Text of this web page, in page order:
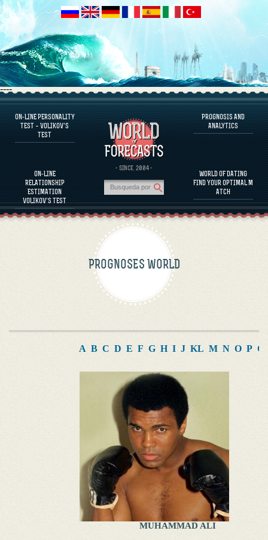
----
ON-LINE PERSONALITY
TEST – VOLIKOV’S
TEST
ON-LINE
RELATIONSHIP
ESTIMATION
VOLIKOV’S TEST
· SINCE. 2004 ·
PROGNOSIS AND
ANALYTICS
WORLD OF DATING
FIND YOUR OPTIMAL M
ATCH
FAQS
DEFINE ONE’S PERSONALITY
FAMOUS PERSONALITIES
FAQS
CALCULATE RELATIONSHIP COMPATIBILITY
PROGNOSIS AND ANALYTICS
PROGNOSES WORLD
A B C D E F G H I J KL M N O P Q
MUHAMMAD ALI